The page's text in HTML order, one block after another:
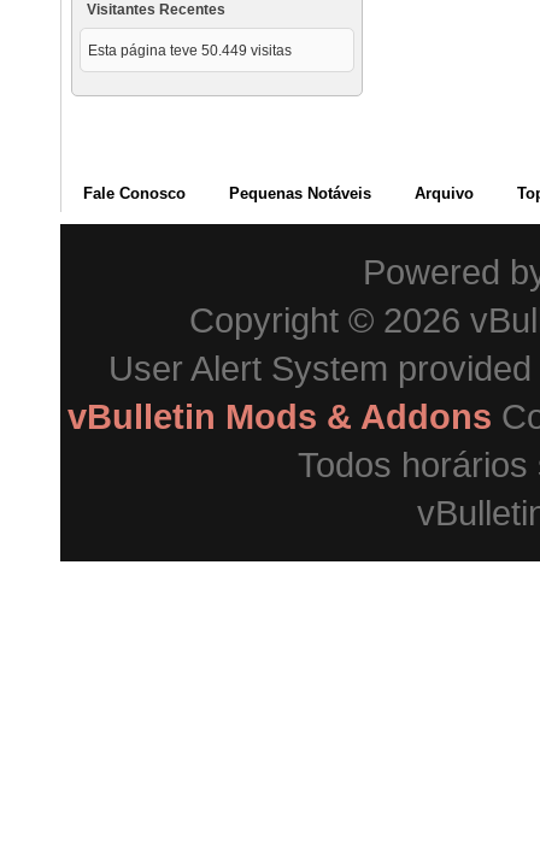
Visitantes Recentes
Esta página teve 50.449 visitas
Fale Conosco Pequenas Notáveis Arquivo
Powered
Copyright © 2026
User Alert System
vBulletin Mods & Addons
Todos